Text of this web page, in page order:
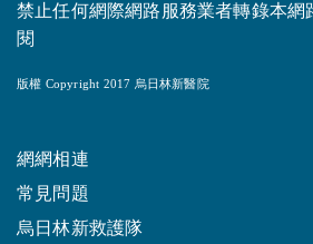
禁止任何網際網路服務業者轉錄本網
閱
版權 Copyright 2017 烏日林新醫院
網網相連
常見問題
烏日林新救護隊